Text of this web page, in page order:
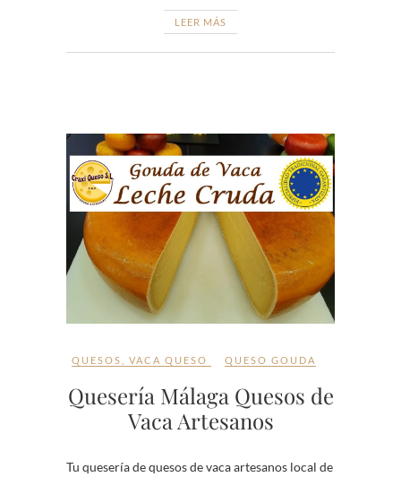
LEER MÁS
QUESOS VACA QUESO QUESO GOUDA
Quesería Málaga Quesos de
Vaca Artesanos
Tu quesería de quesos de vaca artesanos local de